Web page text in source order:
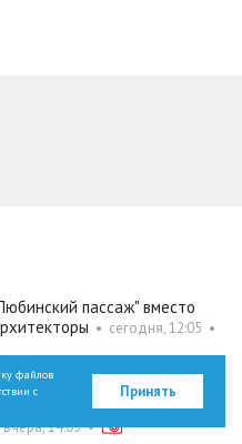
пассаж" вместо
• сегодня, 12:05 •
Чем запомнился первый
вчера, 14:05•
файлов
с
Принять